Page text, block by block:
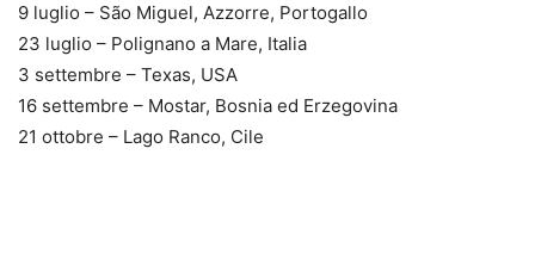
9 luglio – São Miguel, Azzorre, Portogallo
23 luglio – Polignano a Mare, Italia
3 settembre – Texas, USA
16 settembre – Mostar, Bosnia ed Erzegovina
21 ottobre – Lago Ranco, Cile